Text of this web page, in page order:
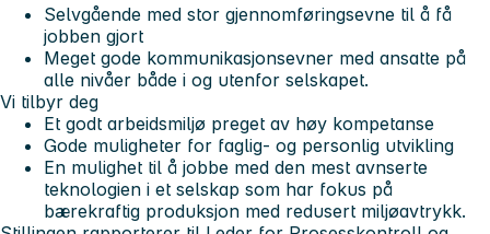
Selvgående med stor gjennomføringsevne til å få
jobben gjort
Meget gode kommunikasjonsevner med ansatte på
alle nivåer både i og utenfor selskapet.
Vi tilbyr deg
Et godt arbeidsmiljø preget av høy kompetanse
Gode muligheter for faglig- og personlig utvikling
En mulighet til å jobbe med den mest avnserte
teknologien i et selskap som har fokus på
bærekraftig produksjon med redusert miljøavtrykk.